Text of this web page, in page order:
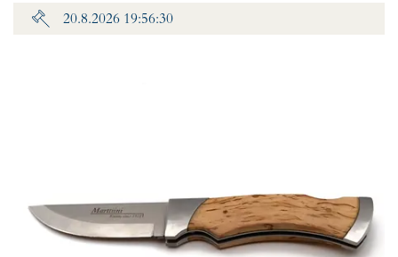
20.8.2026 19:56:30